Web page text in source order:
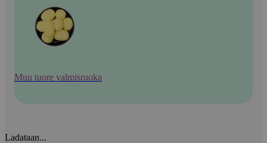
Muu tuore valmisruoka
Ladataan...